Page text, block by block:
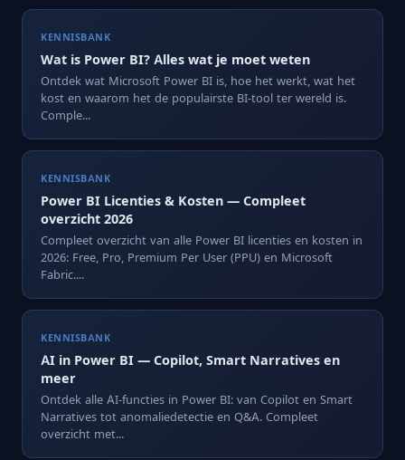
KENNISBANK
Wat is Power BI? Alles wat je moet weten
Ontdek wat Microsoft Power BI is, hoe het werkt, wat het
kost en waarom het de populairste BI-tool ter wereld is.
Comple...
KENNISBANK
Power BI Licenties & Kosten — Compleet
overzicht 2026
Compleet overzicht van alle Power BI licenties en kosten in
2026: Free, Pro, Premium Per User (PPU) en Microsoft
Fabric....
KENNISBANK
AI in Power BI — Copilot, Smart Narratives en
meer
Ontdek alle AI-functies in Power BI: van Copilot en Smart
Narratives tot anomaliedetectie en Q&A. Compleet
overzicht met...